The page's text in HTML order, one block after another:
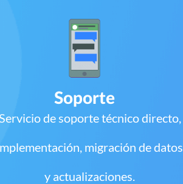
Soporte
Servicio de soporte técnico directo,
migración de datos
y actualizaciones.